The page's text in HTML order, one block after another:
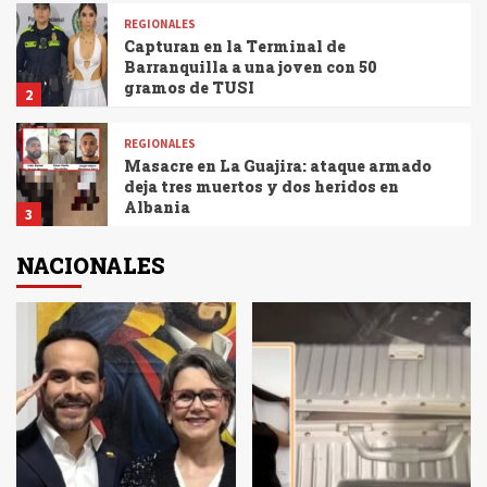
2
REGIONALES
Capturan en la Terminal de
Barranquilla a una joven con 50
gramos de TUSI
3
REGIONALES
Masacre en La Guajira: ataque armado
deja tres muertos y dos heridos en
Albania
REGIONALES
heridos
5
REGIONALES
El Programa “Formándonos para la
Paz Total” avanza en sus Fases
Finales para el Cierre de 2024 en
Valledupar y La Jagua de Ibirico
NACIONALES